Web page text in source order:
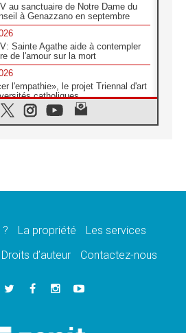
au sanctuaire de Notre Dame du
à Genazzano en septembre
Sainte Agathe aide à contempler
de l'amour sur la mort
l'empathie», le projet Triennal d'art
catholiques
donner la parole aux religieuses
et mémoire nationale
commence par l'empathie» estime
Parolin
«la paix ne s'achète pas avec
La propriété
Les services
Droits d’auteur Contactez-nous